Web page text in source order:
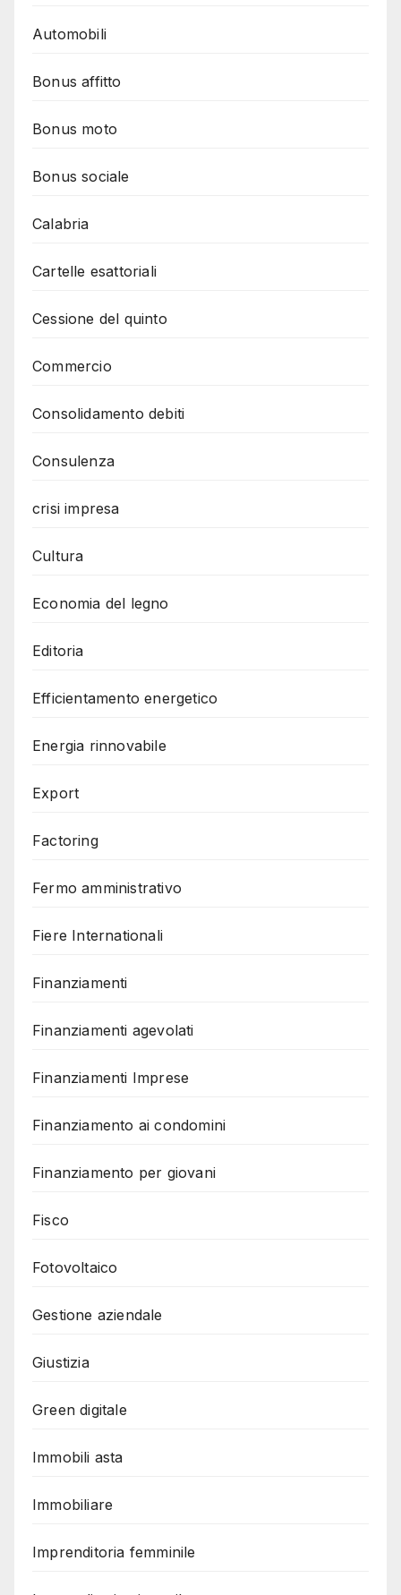
Automobili
Bonus affitto
Bonus moto
Bonus sociale
Calabria
Cartelle esattoriali
Cessione del quinto
Commercio
Consolidamento debiti
Consulenza
crisi impresa
Cultura
Economia del legno
Editoria
Efficientamento energetico
Energia rinnovabile
Export
Factoring
Fermo amministrativo
Fiere Internationali
Finanziamenti
Finanziamenti agevolati
Finanziamenti Imprese
Finanziamento ai condomini
Finanziamento per giovani
Fisco
Fotovoltaico
Gestione aziendale
Giustizia
Green digitale
Immobili asta
Immobiliare
Imprenditoria femminile